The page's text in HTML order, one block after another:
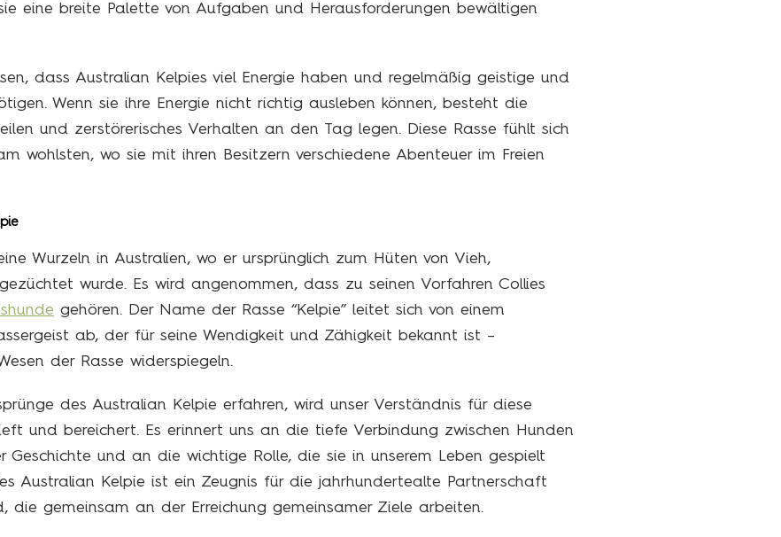
eine breite Palette von Aufgaben und Herausforderungen bewältigen
dass Australian Kelpies viel Energie haben und regelmäßig geistige und
Wenn sie ihre Energie nicht richtig ausleben können, besteht die
und zerstörerisches Verhalten an den Tag legen. Diese Rasse fühlt sich
wohlsten, wo sie mit ihren Besitzern verschiedene Abenteuer im Freien
Wurzeln in Australien, wo er ursprünglich zum Hüten von Vieh,
wurde. Es wird angenommen, dass zu seinen Vorfahren Collies
gehören. Der Name der Rasse “Kelpie” leitet sich von einem
ab, der für seine Wendigkeit und Zähigkeit bekannt ist –
der Rasse widerspiegeln.
des Australian Kelpie erfahren, wird unser Verständnis für diese
und bereichert. Es erinnert uns an die tiefe Verbindung zwischen Hunden
Geschichte und an die wichtige Rolle, die sie in unserem Leben gespielt
Australian Kelpie ist ein Zeugnis für die jahrhundertealte Partnerschaft
die gemeinsam an der Erreichung gemeinsamer Ziele arbeiten.